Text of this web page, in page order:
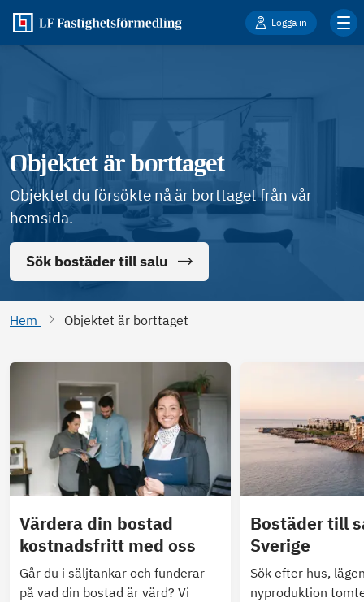
Logga in
Objektet är borttaget
Objektet du försökte nå är borttaget från vår
hemsida.
Sök bostäder till salu
Hem Objektet är borttaget
Värdera din bostad
kostnadsfritt med oss
Går du i säljtankar och funderar
på vad din bostad är värd? Vi
Bostäder till
Sverige
Sök efter hus,
nyproduktion